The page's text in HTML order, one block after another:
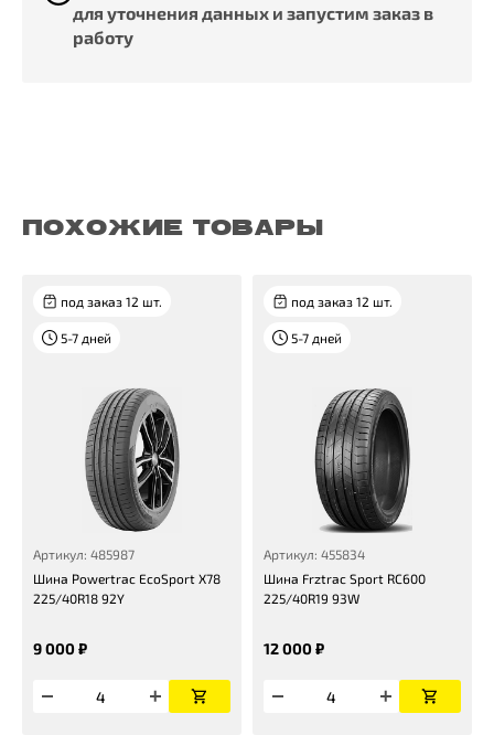
для уточнения данных и запустим заказ в
работу
ПОХОЖИЕ ТОВАРЫ
под заказ 12 шт.
5-7 дней
Артикул: 485987
Шина Powertrac EcoSport X78
225/40R18 92Y
9 000 ₽
под заказ 12 шт.
5-7 дней
Артикул: 455834
Шина Frztrac Sport RC600
225/40R19 93W
12 000 ₽